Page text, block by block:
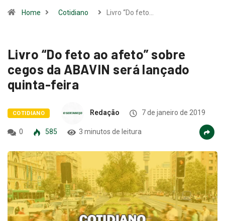
cegos da ABAVIN será lançado
quinta-feira
0 585 3 minutos de leitura